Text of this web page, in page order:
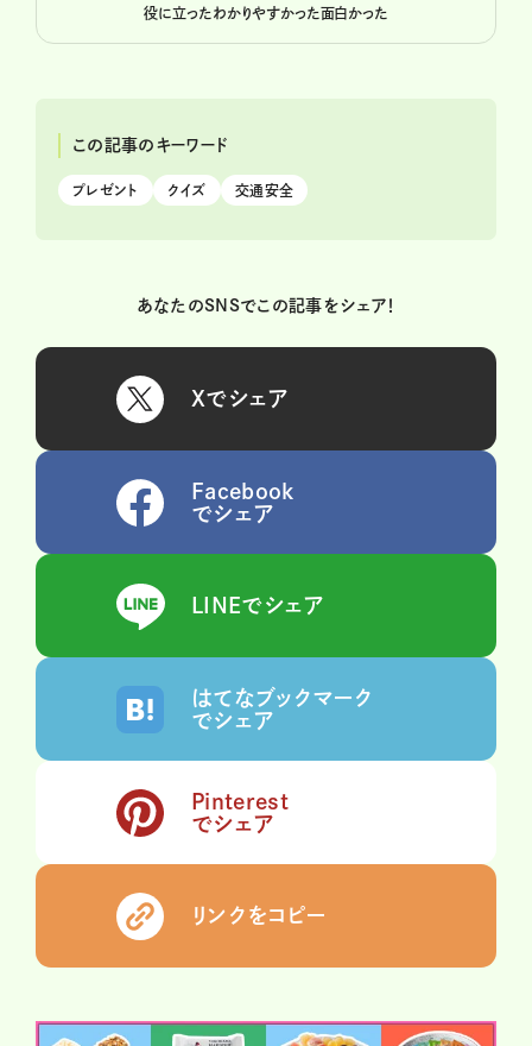
役に立ったわかりやすかった面白かった
この記事のキーワード
プレゼント クイズ 交通安全
あなたのSNSでこの記事をシェア！
Xでシェア
Facebook
でシェア
LINEでシェア
はてなブックマーク
でシェア
Pinterest
でシェア
リンクをコピー